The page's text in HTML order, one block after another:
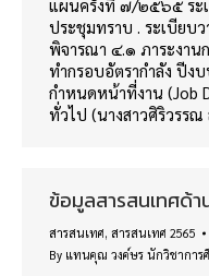
แผนครั้งที่ ๗/๒๕๖๕ ระ
ประชุมทราบ . ระเบียบ
พิจารณา ๔.๑ ภาระงาน
ทำกรอบอัตรากำลัง ปีง
กำหนดหน้าที่งาน (Job
ทั่วไป (นางสาวศิริวรรณ
ข้อมูลสารสนเทศด้
สารสนเทศ, สารสนเทศ 2565
By แทนคุณ วงค์ษร นักวิชากา